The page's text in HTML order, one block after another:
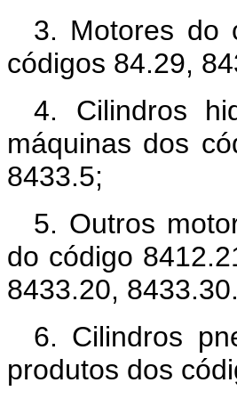
3. Motores do
códigos 84.29,
4. Cilindros
máquinas dos
8433.5;
5. Outros
do código
8433.20,
6. Cilindros
produtos dos